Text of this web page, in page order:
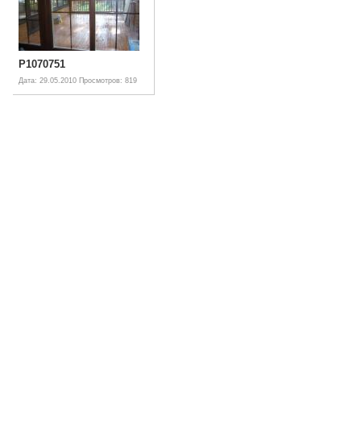
P1070751
Дата: 29.05.2010 Просмотров: 819